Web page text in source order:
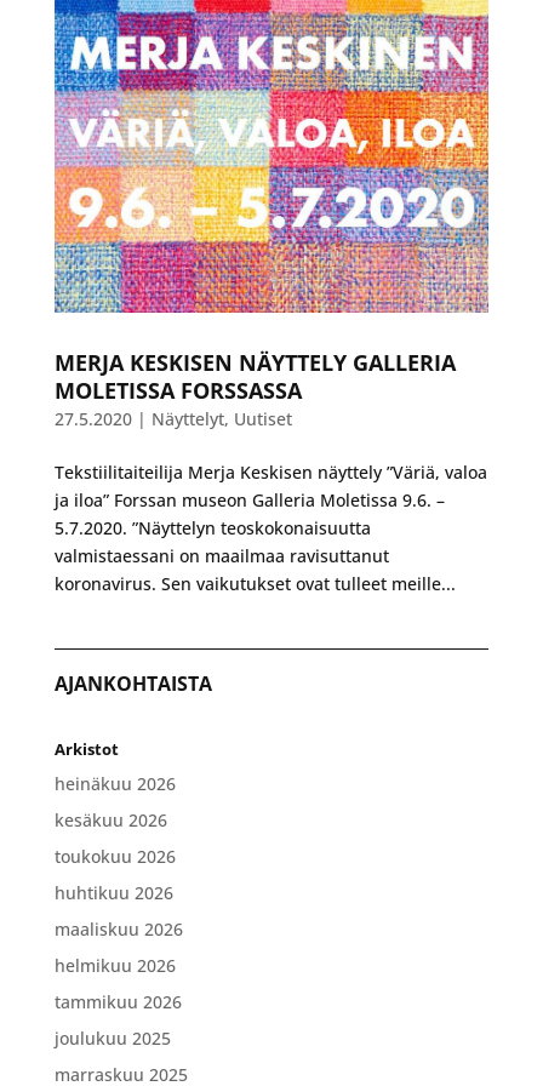
MERJA KESKISEN NÄYTTELY GALLERIA
MOLETISSA FORSSASSA
27.5.2020| Näyttelyt, Uutiset
Tekstiilitaiteilija Merja Keskisen näyttely ”Väriä, valoa
ja iloa” Forssan museon Galleria Moletissa 9.6. –
5.7.2020. ”Näyttelyn teoskokonaisuutta
valmistaessani on maailmaa ravisuttanut
koronavirus. Sen vaikutukset ovat tulleet meille...
AJANKOHTAISTA
Arkistot
heinäkuu 2026
kesäkuu 2026
toukokuu 2026
huhtikuu 2026
maaliskuu 2026
helmikuu 2026
tammikuu 2026
joulukuu 2025
marraskuu 2025